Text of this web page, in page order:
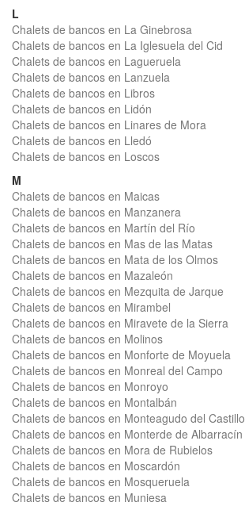
L
Chalets de bancos en La Ginebrosa
Chalets de bancos en La Iglesuela del Cid
Chalets de bancos en Lagueruela
Chalets de bancos en Lanzuela
Chalets de bancos en Libros
Chalets de bancos en Lidón
Chalets de bancos en Linares de Mora
Chalets de bancos en Lledó
Chalets de bancos en Loscos
M
Chalets de bancos en Maicas
Chalets de bancos en Manzanera
Chalets de bancos en Martín del Río
Chalets de bancos en Mas de las Matas
Chalets de bancos en Mata de los Olmos
Chalets de bancos en Mazaleón
Chalets de bancos en Mezquita de Jarque
Chalets de bancos en Mirambel
Chalets de bancos en Miravete de la Sierra
Chalets de bancos en Molinos
Chalets de bancos en Monforte de Moyuela
Chalets de bancos en Monreal del Campo
Chalets de bancos en Monroyo
Chalets de bancos en Montalbán
Chalets de bancos en Monteagudo del Castillo
Chalets de bancos en Monterde de Albarracín
Chalets de bancos en Mora de Rubielos
Chalets de bancos en Moscardón
Chalets de bancos en Mosqueruela
Chalets de bancos en Muniesa